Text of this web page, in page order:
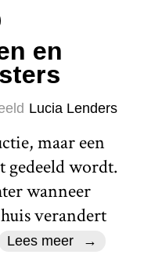
en
Lucia Lenders
maar een
gedeeld wordt.
wanneer
verandert
Lees meer